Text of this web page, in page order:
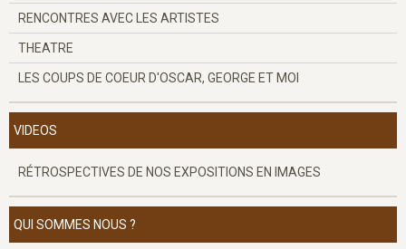
RENCONTRES AVEC LES ARTISTES
THEATRE
LES COUPS DE COEUR D'OSCAR, GEORGE ET MOI
VIDEOS
RÉTROSPECTIVES DE NOS EXPOSITIONS EN IMAGES
QUI SOMMES NOUS ?